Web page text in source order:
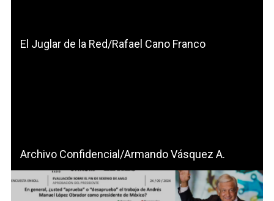
El Juglar de la Red/Rafael Cano Franco
Archivo Confidencial/Armando Vásquez A.